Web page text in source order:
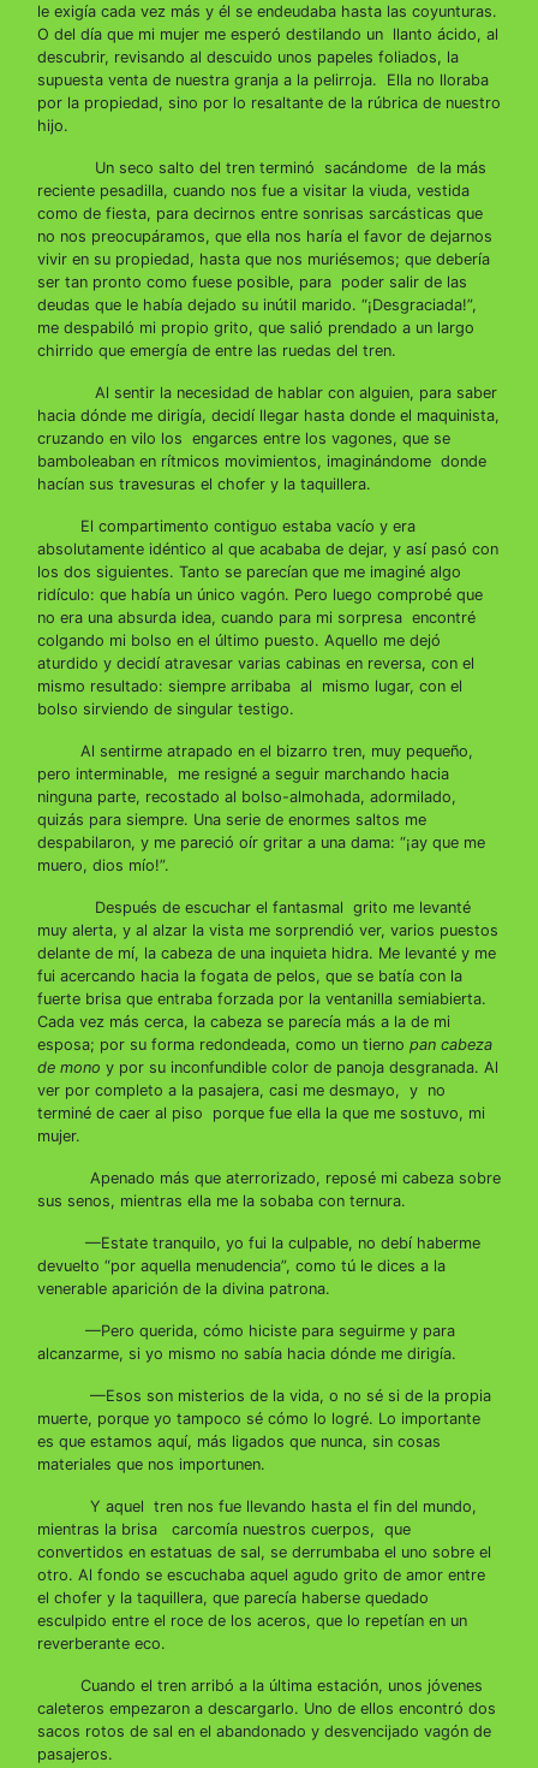
le exigía cada vez más y él se endeudaba hasta las coyunturas.
O del día que mi mujer me esperó destilando un llanto ácido, al
descubrir, revisando al descuido unos papeles foliados, la
supuesta venta de nuestra granja a la pelirroja. Ella no lloraba
por la propiedad, sino por lo resaltante de la rúbrica de nuestro
hijo.
Un seco salto del tren terminó sacándome de la más
reciente pesadilla, cuando nos fue a visitar la viuda, vestida
como de fiesta, para decirnos entre sonrisas sarcásticas que
no nos preocupáramos, que ella nos haría el favor de dejarnos
vivir en su propiedad, hasta que nos muriésemos; que debería
ser tan pronto como fuese posible, para poder salir de las
deudas que le había dejado su inútil marido. “¡Desgraciada!”,
me despabiló mi propio grito, que salió prendado a un largo
chirrido que emergía de entre las ruedas del tren.
Al sentir la necesidad de hablar con alguien, para saber
hacia dónde me dirigía, decidí llegar hasta donde el maquinista,
cruzando en vilo los engarces entre los vagones, que se
bamboleaban en rítmicos movimientos, imaginándome donde
hacían sus travesuras el chofer y la taquillera.
El compartimento contiguo estaba vacío y era
absolutamente idéntico al que acababa de dejar, y así pasó con
los dos siguientes. Tanto se parecían que me imaginé algo
ridículo: que había un único vagón. Pero luego comprobé que
no era una absurda idea, cuando para mi sorpresa encontré
colgando mi bolso en el último puesto. Aquello me dejó
aturdido y decidí atravesar varias cabinas en reversa, con el
mismo resultado: siempre arribaba al mismo lugar, con el
bolso sirviendo de singular testigo.
Al sentirme atrapado en el bizarro tren, muy pequeño,
pero interminable, me resigné a seguir marchando hacia
ninguna parte, recostado al bolso-almohada, adormilado,
quizás para siempre. Una serie de enormes saltos me
despabilaron, y me pareció oír gritar a una dama: “¡ay que me
muero, dios mío!”.
Después de escuchar el fantasmal grito me levanté
muy alerta, y al alzar la vista me sorprendió ver, varios puestos
delante de mí, la cabeza de una inquieta hidra. Me levanté y me
fui acercando hacia la fogata de pelos, que se batía con la
fuerte brisa que entraba forzada por la ventanilla semiabierta.
Cada vez más cerca, la cabeza se parecía más a la de mi
esposa; por su forma redondeada, como un tierno pan cabeza
de mono y por su inconfundible color de panoja desgranada. Al
ver por completo a la pasajera, casi me desmayo, y no
terminé de caer al piso porque fue ella la que me sostuvo, mi
mujer.
Apenado más que aterrorizado, reposé mi cabeza sobre
sus senos, mientras ella me la sobaba con ternura.
—Estate tranquilo, yo fui la culpable, no debí haberme
devuelto “por aquella menudencia”, como tú le dices a la
venerable aparición de la divina patrona.
—Pero querida, cómo hiciste para seguirme y para
alcanzarme, si yo mismo no sabía hacia dónde me dirigía.
—Esos son misterios de la vida, o no sé si de la propia
muerte, porque yo tampoco sé cómo lo logré. Lo importante
es que estamos aquí, más ligados que nunca, sin cosas
materiales que nos importunen.
Y aquel tren nos fue llevando hasta el fin del mundo,
mientras la brisa carcomía nuestros cuerpos, que
convertidos en estatuas de sal, se derrumbaba el uno sobre el
otro. Al fondo se escuchaba aquel agudo grito de amor entre
el chofer y la taquillera, que parecía haberse quedado
esculpido entre el roce de los aceros, que lo repetían en un
reverberante eco.
Cuando el tren arribó a la última estación, unos jóvenes
caleteros empezaron a descargarlo. Uno de ellos encontró dos
sacos rotos de sal en el abandonado y desvencijado vagón de
pasajeros.